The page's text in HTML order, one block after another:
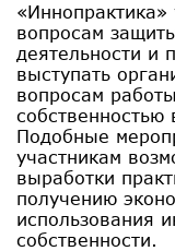
вопросам
деятельности и
выступать
вопросам
собственностью
Подобные
участникам
выработки
получению
использования
собственности.